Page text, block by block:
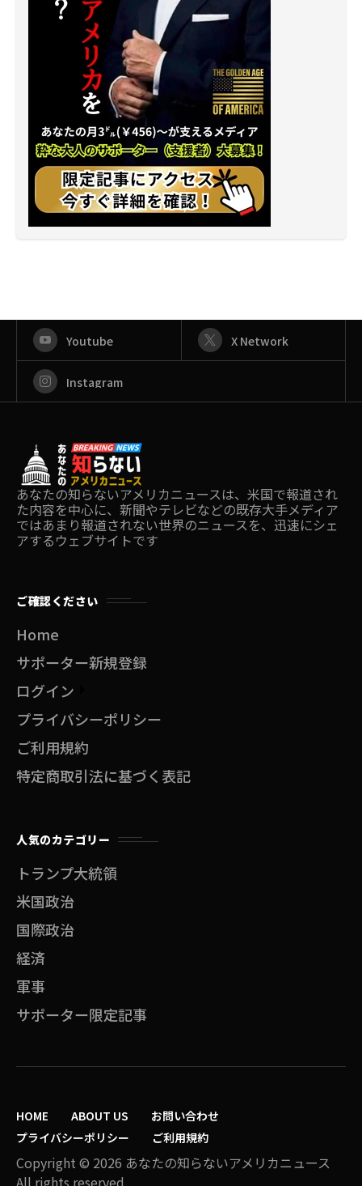
Youtube X Network
Instagram
あなたの知らないアメリカニュースは、米国で報道され
た内容を中心に、新聞やテレビなどの既存大手メディア
ではあまり報道されない世界のニュースを、迅速にシェ
アするウェブサイトです
ご確認ください
Home
サポーター新規登録
ログイン
プライバシーポリシー
ご利用規約
特定商取引法に基づく表記
人気のカテゴリー
トランプ大統領
米国政治
国際政治
経済
軍事
サポーター限定記事
HOME ABOUT US
お問い合わせ
プライバシーポリシー
ご利用規約
Copyright © 2026 あなたの知らないアメリカニュース
All rights reserved.